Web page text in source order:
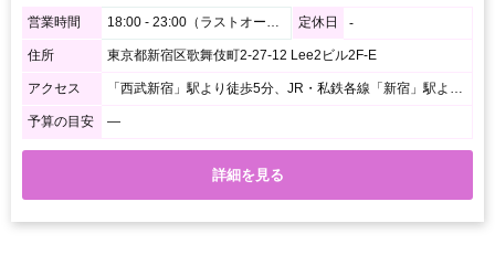
営業時間 18:00 - 23:00（ラストオーダー/最終入店 22:30） 定休日 -
住所 東京都新宿区歌舞伎町2-27-12 Lee2ビル2F-E
アクセス 「西武新宿」駅より徒歩5分、JR・私鉄各線「新宿」駅より徒歩7分、東京メトロ・都営地下鉄「東新宿」駅より徒歩8分
予算の目安 ―
詳細を見る